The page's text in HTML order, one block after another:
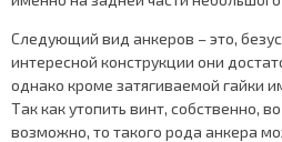
Следующий вид анкеров – это,
интересной конструкции они
однако кроме затягиваемой гайки
Так как утопить винт, собственно,
возможно, то такого рода анкера